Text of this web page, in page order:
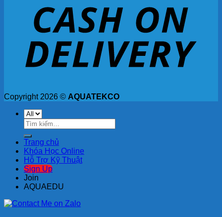
Copyright 2026 © AQUATEKCO
Tìm
kiếm:
Trang chủ
Khóa Học Online
Hỗ Trợ Kỹ Thuật
Sign Up
Join
AQUAEDU